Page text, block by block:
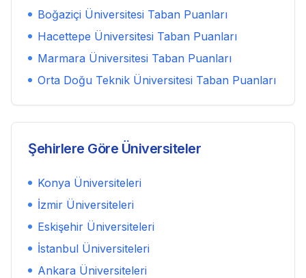
Boğaziçi Üniversitesi Taban Puanları
Hacettepe Üniversitesi Taban Puanları
Marmara Üniversitesi Taban Puanları
Orta Doğu Teknik Üniversitesi Taban Puanları
Şehirlere Göre Üniversiteler
Konya Üniversiteleri
İzmir Üniversiteleri
Eskişehir Üniversiteleri
İstanbul Üniversiteleri
Ankara Üniversiteleri